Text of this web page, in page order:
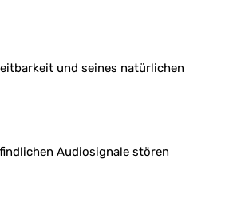
und seines natürlichen
Audiosignale stören